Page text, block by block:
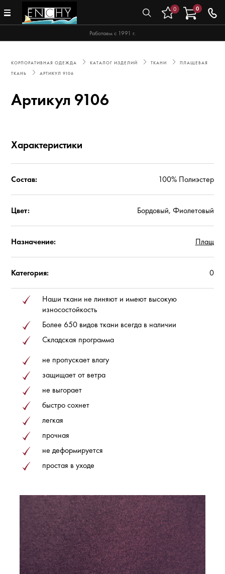
Работаем с 1991 г.
0 0
КОРПОРАТИВНАЯ ОДЕЖДА КАТАЛОГ ИЗДЕЛИЙ ТКАНИ
ПЛАЩЕВАЯ
ТКАНЬ
АРТИКУЛ 9106
Артикул 9106
Характеристики
Состав: 100% Полиэстер
Цвет: Бордовый, Фиолетовый
Назначение: Плащ
Категория: 0
Наши ткани не линяют и имеют высокую
износостойкость
Более 650 видов ткани всегда в наличии
Складская программа
не пропускает влагу
защищает от ветра
не выгорает
быстро сохнет
легкая
прочная
не деформируется
простая в уходе